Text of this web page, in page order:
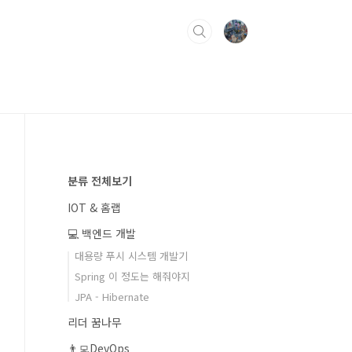
분류 전체보기
IOT & 홈랩
💻 백엔드 개발
대용량 푸시 시스템 개발기
Spring 이 정도는 해줘야지
JPA - Hibernate
리더 꿈나무
👨‍💻DevOps